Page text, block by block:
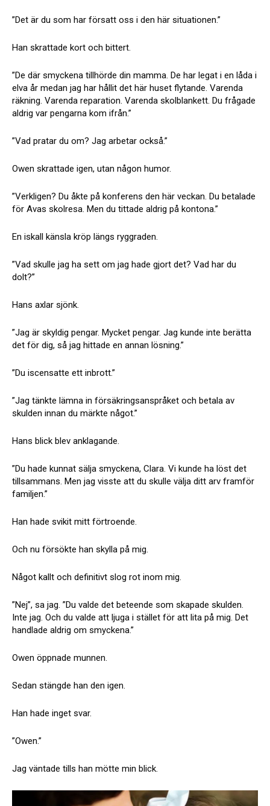
”Det är du som har försatt oss i den här situationen.”
Han skrattade kort och bittert.
”De där smyckena tillhörde din mamma. De har legat i en låda i
elva år medan jag har hållit det här huset flytande. Varenda
räkning. Varenda reparation. Varenda skolblankett. Du frågade
aldrig var pengarna kom ifrån.”
”Vad pratar du om? Jag arbetar också.”
Owen skrattade igen, utan någon humor.
”Verkligen? Du åkte på konferens den här veckan. Du betalade
för Avas skolresa. Men du tittade aldrig på kontona.”
En iskall känsla kröp längs ryggraden.
”Vad skulle jag ha sett om jag hade gjort det? Vad har du
dolt?”
Hans axlar sjönk.
”Jag är skyldig pengar. Mycket pengar. Jag kunde inte berätta
det för dig, så jag hittade en annan lösning.”
”Du iscensatte ett inbrott.”
”Jag tänkte lämna in försäkringsanspråket och betala av
skulden innan du märkte något.”
Hans blick blev anklagande.
”Du hade kunnat sälja smyckena, Clara. Vi kunde ha löst det
tillsammans. Men jag visste att du skulle välja ditt arv framför
familjen.”
Han hade svikit mitt förtroende.
Och nu försökte han skylla på mig.
Något kallt och definitivt slog rot inom mig.
”Nej”, sa jag. ”Du valde det beteende som skapade skulden.
Inte jag. Och du valde att ljuga i stället för att lita på mig. Det
handlade aldrig om smyckena.”
Owen öppnade munnen.
Sedan stängde han den igen.
Han hade inget svar.
”Owen.”
Jag väntade tills han mötte min blick.